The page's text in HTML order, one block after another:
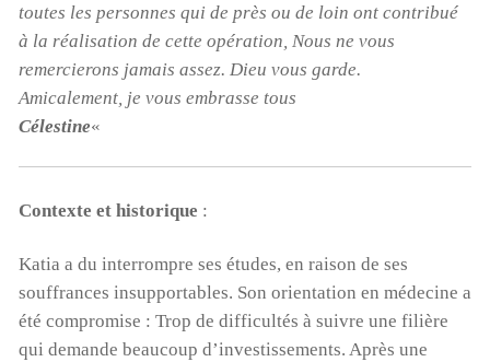
toutes les personnes qui de près ou de loin ont contribué
à la réalisation de cette opération, Nous ne vous
remercierons jamais assez. Dieu vous garde.
Amicalement, je vous embrasse tous
Célestine«
Contexte et historique :
Katia a du interrompre ses études, en raison de ses
souffrances insupportables. Son orientation en médecine a
été compromise : Trop de difficultés à suivre une filière
qui demande beaucoup d’investissements. Après une